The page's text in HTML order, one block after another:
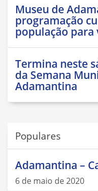
Museu de
programação
população
Termina neste
da Semana
Adamantina
Populares
Adamantina –
6 de maio de 2020